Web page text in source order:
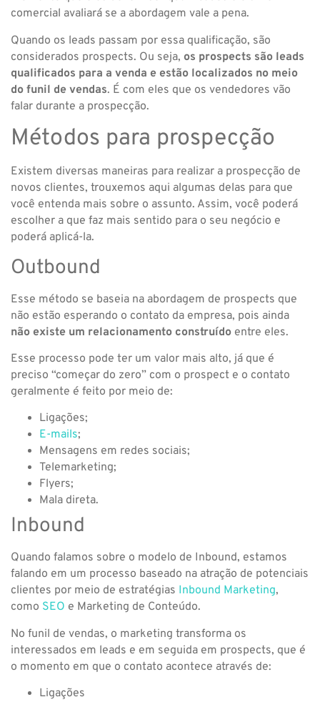
comercial avaliará se a abordagem vale a pena.
Quando os leads passam por essa qualificação, são
considerados prospects. Ou seja, os prospects são leads
qualificados para a venda e estão localizados no meio
do funil de vendas. É com eles que os vendedores vão
falar durante a prospecção.
Métodos para prospecção
Existem diversas maneiras para realizar a prospecção de
novos clientes, trouxemos aqui algumas delas para que
você entenda mais sobre o assunto. Assim, você poderá
escolher a que faz mais sentido para o seu negócio e
poderá aplicá-la.
Outbound
Esse método se baseia na abordagem de prospects que
não estão esperando o contato da empresa, pois ainda
não existe um relacionamento construído entre eles.
Esse processo pode ter um valor mais alto, já que é
preciso “começar do zero” com o prospect e o contato
geralmente é feito por meio de:
Ligações;
E-mails;
Mensagens em redes sociais;
Telemarketing;
Flyers;
Mala direta.
Inbound
Quando falamos sobre o modelo de Inbound, estamos
falando em um processo baseado na atração de potenciais
clientes por meio de estratégias Inbound Marketing,
como SEO e Marketing de Conteúdo.
No funil de vendas, o marketing transforma os
interessados em leads e em seguida em prospects, que é
o momento em que o contato acontece através de:
Ligações